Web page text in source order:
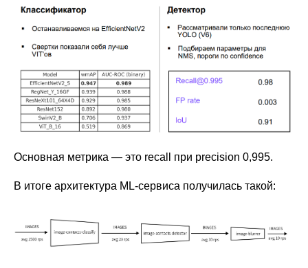
Основная метрика — это recall при precision 0,995.
В итоге архитектура ML-сервиса получилась такой: